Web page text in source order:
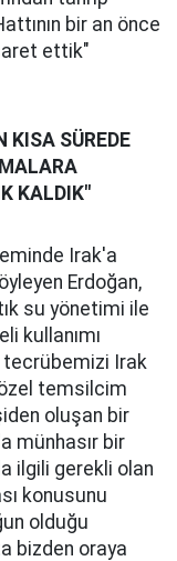
bir an önce
ettik"
KISA SÜREDE
KALDIK"
Irak'a
Erdoğan,
su yönetimi ile
kullanımı
tecrübemizi Irak
temsilcim
oluşan bir
münhasır bir
ilgili gerekli olan
konusunu
olduğu
bizden oraya